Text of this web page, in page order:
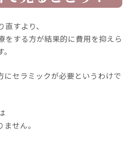
すより、
をする方が結果的に費用を抑えら
にセラミックが必要というわけで
せん。